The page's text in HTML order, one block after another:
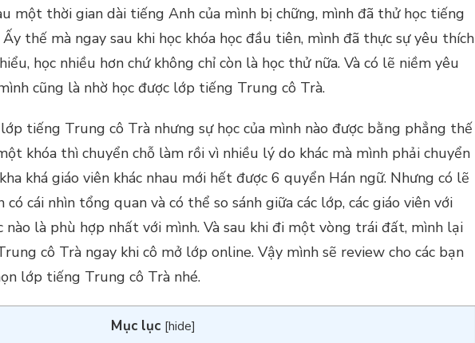
một thời gian dài tiếng Anh của mình bị chững, mình đã thử học tiếng
thế mà ngay sau khi học khóa học đầu tiên, mình đã thực sự yêu thích
học nhiều hơn chứ không chỉ còn là học thử nữa. Và có lẽ niềm yêu
cũng là nhờ học được lớp tiếng Trung cô Trà.
tiếng Trung cô Trà nhưng sự học của mình nào được bằng phẳng thế
khóa thì chuyển chỗ làm rồi vì nhiều lý do khác mà mình phải chuyển
khá giáo viên khác nhau mới hết được 6 quyển Hán ngữ. Nhưng có lẽ
cái nhìn tổng quan và có thể so sánh giữa các lớp, các giáo viên với
nào là phù hợp nhất với mình. Và sau khi đi một vòng trái đất, mình lại
cô Trà ngay khi cô mở lớp online. Vậy mình sẽ review cho các bạn
lớp tiếng Trung cô Trà nhé.
Mục lục [hide]